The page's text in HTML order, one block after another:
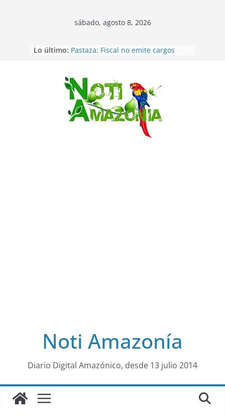
Saltar
al
sábado, agosto 8, 2026
Lo último: Pastaza: Fiscal no emite cargos
con una menor de10 años en
frontera sur
Napo: presunto sicariato en cantón
Archidona
Ecuador: dos jóvenes de 22 años
desaparecidos fueron encontrados
muertos en Puerto lopez
Noti Amazonía
Diario Digital Amazónico, desde 13 julio 2014